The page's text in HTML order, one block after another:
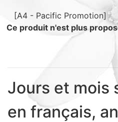
Hinano (41)
Danse tahitienne (29)
Décoration (22)
Sacs, Bijoux et Accessoires (33)
Textile (27)
[A4 - Pacific Promotion]
Ce produit n'est plus
Jours et mois
en français,